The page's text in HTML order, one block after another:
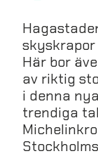
Här bor
av riktig
i denna
trendiga